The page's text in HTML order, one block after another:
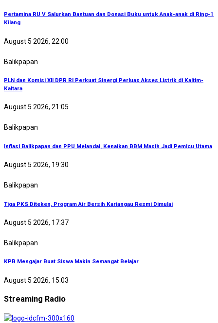
Pertamina RU V Salurkan Bantuan dan Donasi Buku untuk Anak-anak di Ring-1
Kilang
August 5 2026, 22:00
Balikpapan
PLN dan Komisi XII DPR RI Perkuat Sinergi Perluas Akses Listrik di Kaltim-
Kaltara
August 5 2026, 21:05
Balikpapan
Inflasi Balikpapan dan PPU Melandai, Kenaikan BBM Masih Jadi Pemicu Utama
August 5 2026, 19:30
Balikpapan
Tiga PKS Diteken, Program Air Bersih Kariangau Resmi Dimulai
August 5 2026, 17:37
Balikpapan
KPB Mengajar Buat Siswa Makin Semangat Belajar
August 5 2026, 15:03
Streaming Radio